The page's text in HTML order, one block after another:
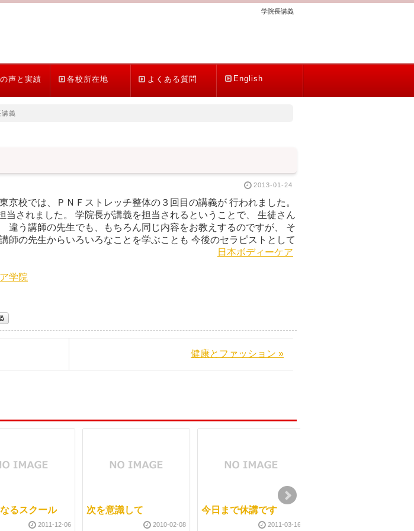
学院長講義
声と実績 各校所在地 よくある質問 English
講義
2013-01-24
京校では、ＰＮＦストレッチ整体の３回目の講義が 行われました。
当されました。 学院長が講義を担当されるということで、 生徒さん
違う講師の先生でも、もちろん同じ内容をお教えするのですが、 そ
師の先生からいろいろなことを学ぶことも 今後のセラピストとして
くると思います。
日本ボディーケア
学院
健康とファッション »
るスクール
2011-12-06
次を意識して
2010-02-08
今日まで休講です
2011-03-16